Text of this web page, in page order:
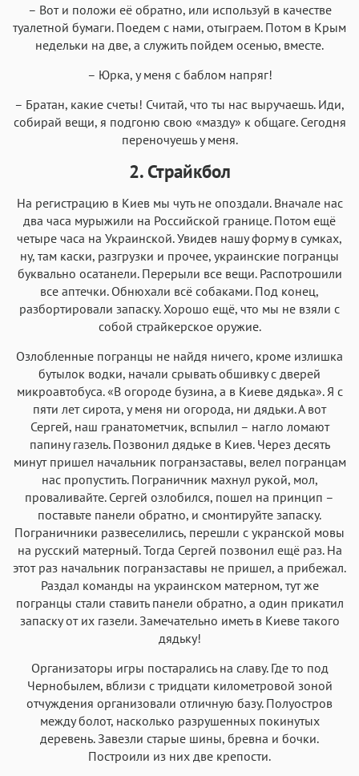
– Вот и положи её обратно, или используй в качестве
туалетной бумаги. Поедем с нами, отыграем. Потом в Крым
недельки на две, а служить пойдем осенью, вместе.
– Юрка, у меня с баблом напряг!
– Братан, какие счеты! Считай, что ты нас выручаешь. Иди,
собирай вещи, я подгоню свою «мазду» к общаге. Сегодня
переночуешь у меня.
2. Страйкбол
На регистрацию в Киев мы чуть не опоздали. Вначале нас
два часа мурыжили на Российской границе. Потом ещё
четыре часа на Украинской. Увидев нашу форму в сумках,
ну, там каски, разгрузки и прочее, украинские погранцы
буквально осатанели. Перерыли все вещи. Распотрошили
все аптечки. Обнюхали всё собаками. Под конец,
разбортировали запаску. Хорошо ещё, что мы не взяли с
собой страйкерское оружие.
Озлобленные погранцы не найдя ничего, кроме излишка
бутылок водки, начали срывать обшивку с дверей
микроавтобуса. «В огороде бузина, а в Киеве дядька». Я с
пяти лет сирота, у меня ни огорода, ни дядьки. А вот
Сергей, наш гранатометчик, вспылил – нагло ломают
папину газель. Позвонил дядьке в Киев. Через десять
минут пришел начальник погранзаставы, велел погранцам
нас пропустить. Пограничник махнул рукой, мол,
проваливайте. Сергей озлобился, пошел на принцип –
поставьте панели обратно, и смонтируйте запаску.
Пограничники развеселились, перешли с укранской мовы
на русский матерный. Тогда Сергей позвонил ещё раз. На
этот раз начальник погранзаставы не пришел, а прибежал.
Раздал команды на украинском матерном, тут же
погранцы стали ставить панели обратно, а один прикатил
запаску от их газели. Замечательно иметь в Киеве такого
дядьку!
Организаторы игры постарались на славу. Где то под
Чернобылем, вблизи с тридцати километровой зоной
отчуждения организовали отличную базу. Полуостров
между болот, насколько разрушенных покинутых
деревень. Завезли старые шины, бревна и бочки.
Построили из них две крепости.